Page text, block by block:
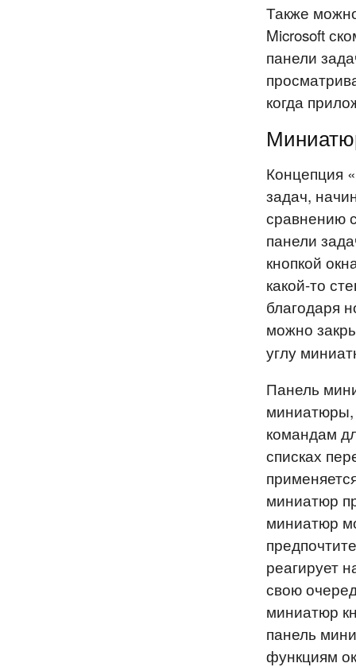
Также
Microsoft
панели
когда
Концепция
задач,
сравнению
панели
кнопкой
какой-то
благодаря
можно
углу
Панель
миниатюры,
командам
списках
миниатюр
миниатюр
реагирует
свою
миниатюр
панель
функциям